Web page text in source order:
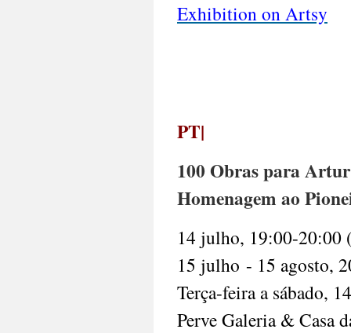
Exhibition on Artsy
PT|
100 Obras para
Homenagem ao
14 julho, 19:00-20:00
15 julho - 15 agosto,
Terça-feira a sábado,
Perve Galeria & Casa